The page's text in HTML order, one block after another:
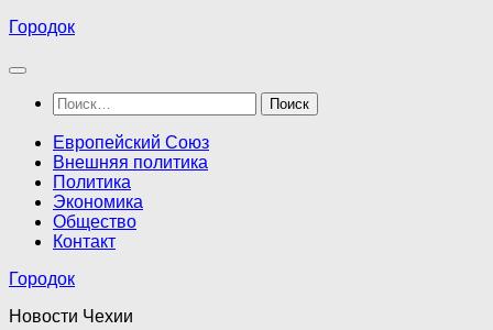
Перейти
содержимому
Городок
Найти:
Европейский Союз
Внешняя политика
Политика
Экономика
Общество
Контакт
Городок
Новости Чехии